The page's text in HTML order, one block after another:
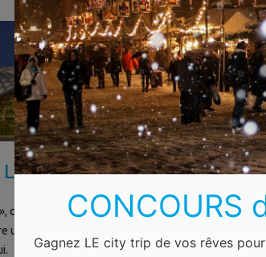
Le temple neuf
cet édifice au style néo-roman vaut le détour.
un joli spectacle à la tombée de la nuit, contrastant
CONCOURS
Gagnez LE city trip de vos rêves